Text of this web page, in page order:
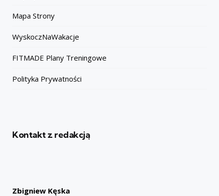
Mapa Strony
WyskoczNaWakacje
FITMADE Plany Treningowe
Polityka Prywatności
Kontakt z redakcją
Zbigniew Kęska